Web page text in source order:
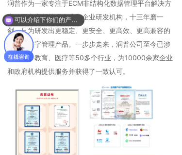
润普作为一家专注于ECM非结构化数据管理平台解决方
案的国家高新技术企业和企业研发机构，十三年磨一
剑，只为研发出更稳定、更安全、更高效、更高兼容的
信息化数字管理产品。一步步走来，润普公司至今已涉
足金融、教育、医疗等50多个行业，为10000余家企业
和政府机构提供服务并获得了一致认可。
可以介绍下你们的产品么？
你们是怎么收费的呢？